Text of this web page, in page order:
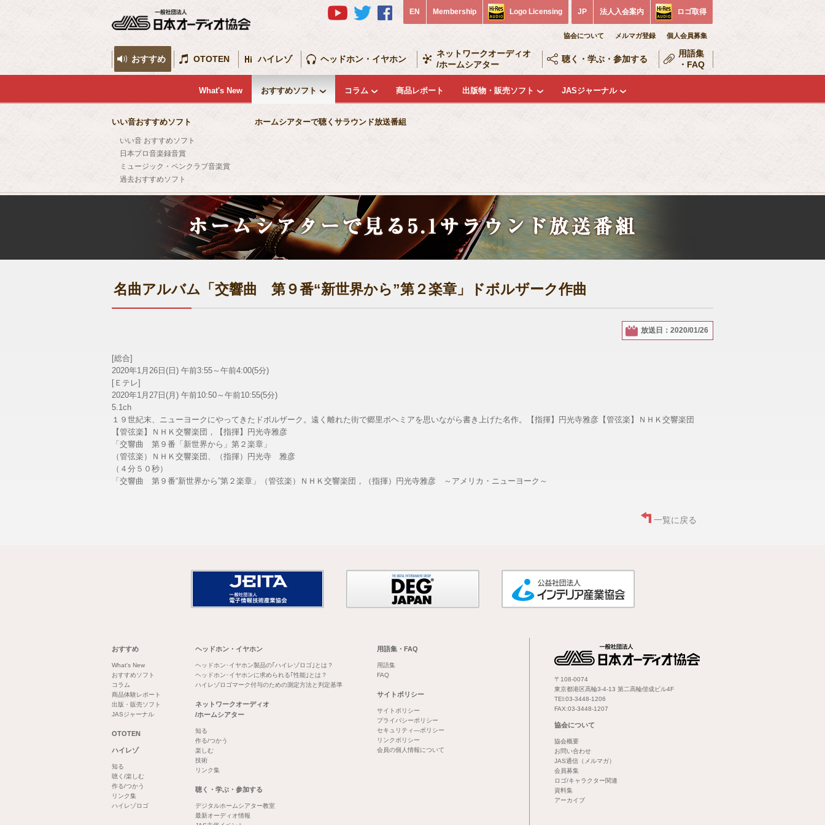
EN Membership Logo Licensing JP 法人入会案内 ロゴ取得
協会について メルマガ登録 個人会員募集
おすすめ
What's New おすすめソフト
いい音おすすめソフト
いい音 おすすめソフト
日本プロ音楽録音賞
ミュージック・ペンクラブ音楽賞
過去おすすめソフト
ホームシアターで聴くサラウンド放送番組
コラム 商品レポート 出版物・販売ソフト JASジャーナル
OTOTEN ハイレゾ ヘッドホン・イヤホン
ネットワークオーディオ
/ホームシアター
聴く・学ぶ・参加する
用語集
・FAQ
名曲アルバム「交響曲 第９番“新世界から”第２楽章」ドボルザーク作曲
放送日：2020/01/26
[総合]
2020年1月26日(日) 午前3:55～午前4:00(5分)
[Ｅテレ]
2020年1月27日(月) 午前10:50～午前10:55(5分)
5.1ch
１９世紀末、ニューヨークにやってきたドボルザーク。遠く離れた街で郷里ボヘミアを思いながら書き上げた名作。【指揮】円光寺雅彦【管弦楽】ＮＨＫ交響楽団
【管弦楽】ＮＨＫ交響楽団，【指揮】円光寺雅彦
「交響曲 第９番「新世界から」第２楽章」
（管弦楽）ＮＨＫ交響楽団、（指揮）円光寺 雅彦
（４分５０秒）
「交響曲 第９番“新世界から”第２楽章」（管弦楽）ＮＨＫ交響楽団，（指揮）円光寺雅彦 ～アメリカ・ニューヨーク～
一覧に戻る
おすすめ
What's New
おすすめソフト
コラム
商品体験レポート
出版・販売ソフト
JASジャーナル
OTOTEN
ハイレゾ
知る
聴く/楽しむ
作る/つかう
リンク集
ハイレゾロゴ
ヘッドホン・イヤホン
ヘッドホン･イヤホン製品の｢ハイレゾロゴ｣とは？
ヘッドホン･イヤホンに求められる｢性能｣とは？
ハイレゾロゴマーク付与のための測定方法と判定基準
ネットワークオーディオ
/ホームシアター
知る
作る/つかう
楽しむ
技術
リンク集
聴く・学ぶ・参加する
デジタルホームシアター教室
最新オーディオ情報
用語集・FAQ
用語集
FAQ
サイトポリシー
サイトポリシー
プライバシーポリシー
セキュリティ―ポリシー
リンクポリシー
会員の個人情報について
〒108-0074
東京都港区高輪3-4-13 第二高輪偕成ビル4F
TEl:03-3448-1206
FAX:03-3448-1207
協会について
協会概要
お問い合わせ
JAS通信（メルマガ）
会員募集
ロゴ/キャラクター関連
資料集
アーカイブ